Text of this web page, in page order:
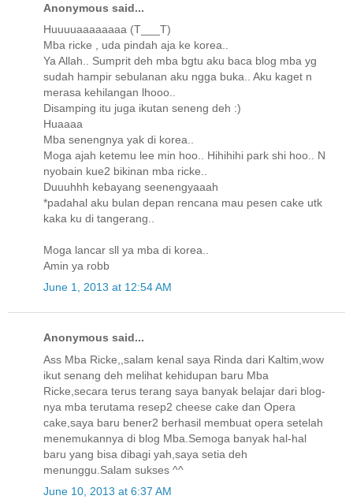
Anonymous said...
Huuuuaaaaaaaa (T___T)
Mba ricke , uda pindah aja ke korea..
Ya Allah.. Sumprit deh mba bgtu aku baca blog mba yg
sudah hampir sebulanan aku ngga buka.. Aku kaget n
merasa kehilangan lhooo..
Disamping itu juga ikutan seneng deh :)
Huaaaa
Mba senengnya yak di korea..
Moga ajah ketemu lee min hoo.. Hihihihi park shi hoo.. N
nyobain kue2 bikinan mba ricke..
Duuuhhh kebayang seenengyaaah
*padahal aku bulan depan rencana mau pesen cake utk
kaka ku di tangerang..
Moga lancar sll ya mba di korea..
Amin ya robb
June 1, 2013 at 12:54 AM
Anonymous said...
Ass Mba Ricke,,salam kenal saya Rinda dari Kaltim,wow
ikut senang deh melihat kehidupan baru Mba
Ricke,secara terus terang saya banyak belajar dari blog-
nya mba terutama resep2 cheese cake dan Opera
cake,saya baru bener2 berhasil membuat opera setelah
menemukannya di blog Mba.Semoga banyak hal-hal
baru yang bisa dibagi yah,saya setia deh
menunggu.Salam sukses ^^
June 10, 2013 at 6:37 AM